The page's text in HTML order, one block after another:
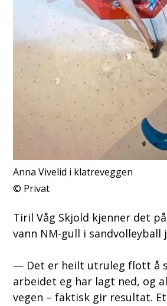
Anna Vivelid i klatreveggen
Privat
Tiril Våg Skjold kjenner det
vann NM-gull i sandvolleyball
— Det er heilt utruleg flott å
arbeidet eg har lagt ned, og
vegen – faktisk gir resultat.